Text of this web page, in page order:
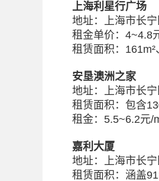
延安西路商圈办公
截至2024年8月，该区域
主定制装修的办公室，
上海利星行广场
地址：上海市长
租金单价：4~4.8
租赁面积：161m²
安垦澳洲之家
地址：上海市长
租赁面积：包含
租金：5.5~6.2元/
嘉利大厦
地址：上海市长
租赁面积：涵盖